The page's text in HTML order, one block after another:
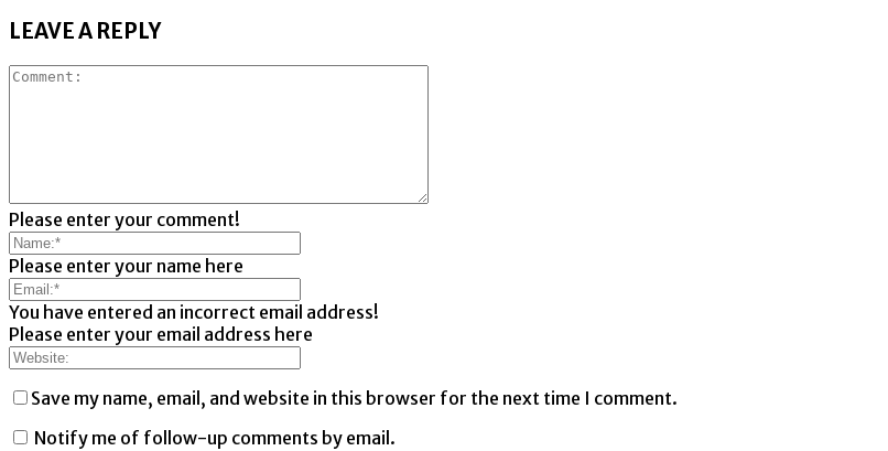
LEAVE A REPLY
Please enter your comment!
Please enter your name here
You have entered an incorrect email address!
Please enter your email address here
Save my name, email, and website in this browser for the next time I comment.
Notify me of follow-up comments by email.